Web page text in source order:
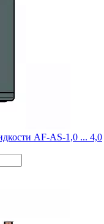
AF-AS-1,0 ... 4,0